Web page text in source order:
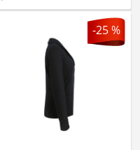
-25 %